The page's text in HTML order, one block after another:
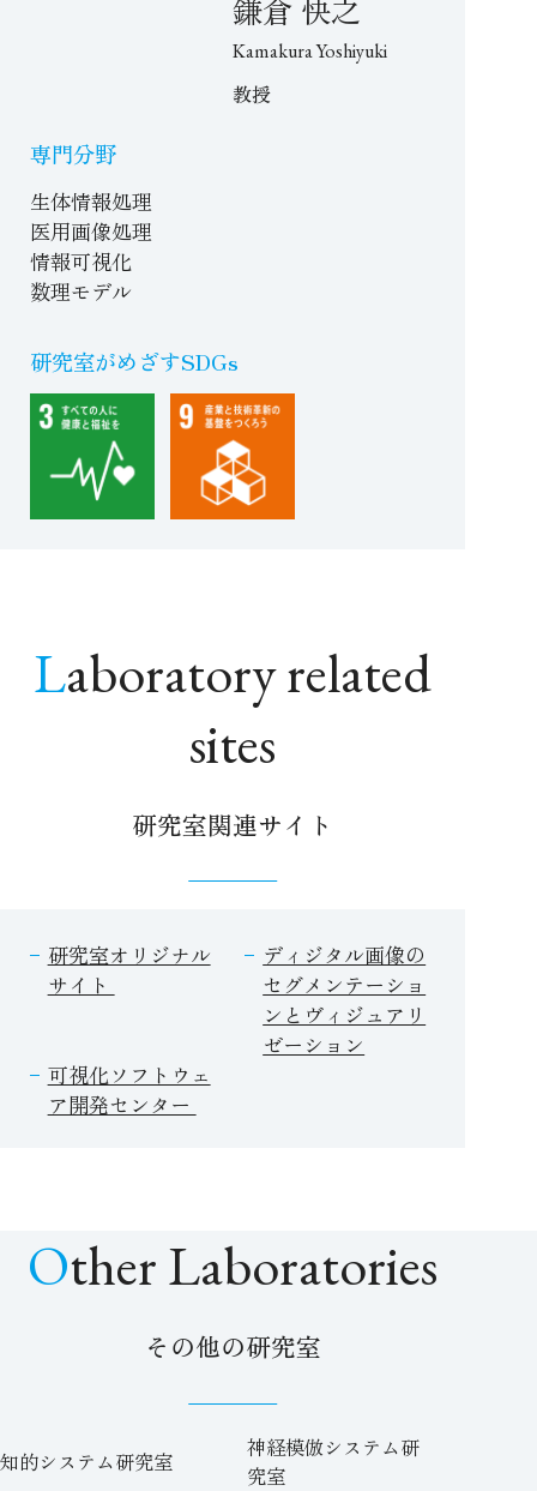
鎌倉 快之
Kamakura Yoshiyuki
教授
専門分野
生体情報処理
医用画像処理
情報可視化
数理モデル
研究室がめざすSDGs
Laboratory related
sites
研究室関連サイト
研究室オリジナル
サイト
ディジタル画像の
セグメンテーショ
ンとヴィジュアリ
ゼーション
可視化ソフトウェ
ア開発センター
Other Laboratories
その他の研究室
知的システム研究室
神経模倣システム研
究室